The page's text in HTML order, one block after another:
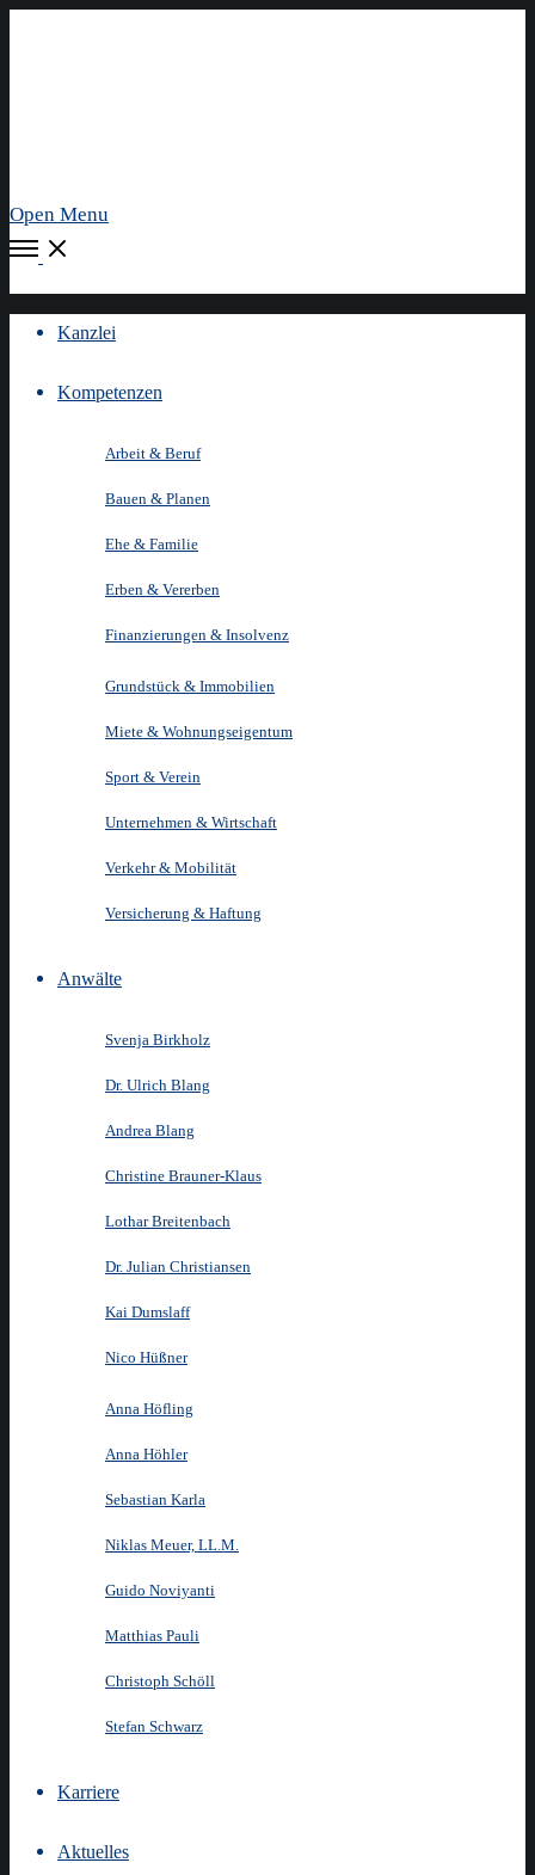
Open Menu
Kanzlei
Kompetenzen
Arbeit & Beruf
Bauen & Planen
Ehe & Familie
Erben & Vererben
Finanzierungen & Insolvenz
Grundstück & Immobilien
Miete & Wohnungseigentum
Sport & Verein
Unternehmen & Wirtschaft
Verkehr & Mobilität
Versicherung & Haftung
Anwälte
Svenja Birkholz
Dr. Ulrich Blang
Andrea Blang
Christine Brauner-Klaus
Lothar Breitenbach
Dr. Julian Christiansen
Kai Dumslaff
Nico Hüßner
Anna Höfling
Anna Höhler
Sebastian Karla
Niklas Meuer, LL.M.
Guido Noviyanti
Matthias Pauli
Christoph Schöll
Stefan Schwarz
Karriere
Aktuelles